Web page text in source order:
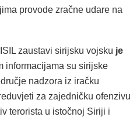
provode zračne udare na
zaustavi sirijsku vojsku je
informacijama su sirijske
nadzora iz iračku
za zajedničku ofenzivu
terorista u istočnoj Siriji i